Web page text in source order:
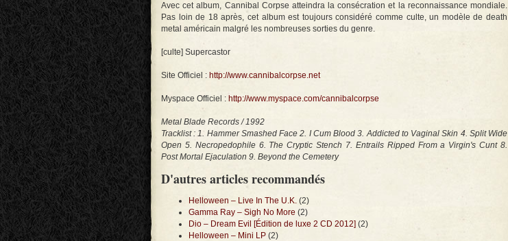
Avec cet album, Cannibal Corpse atteindra la consécration et la reconnaissance mondiale.
Pas loin de 18 après, cet album est toujours considéré comme culte, un modèle de death
metal américain malgré les nombreuses sorties du genre.
[culte] Supercastor
Site Officiel : http://www.cannibalcorpse.net
Myspace Officiel : http://www.myspace.com/cannibalcorpse
Metal Blade Records / 1992
Tracklist : 1. Hammer Smashed Face 2. I Cum Blood 3. Addicted to Vaginal Skin 4. Split Wide
Open 5. Necropedophile 6. The Cryptic Stench 7. Entrails Ripped From a Virgin's Cunt 8.
Post Mortal Ejaculation 9. Beyond the Cemetery
D'autres articles recommandés
Helloween – Live In The U.K. (2)
Gamma Ray – Sigh No More (2)
Dio – Dream Evil [Édition de luxe 2 CD 2012] (2)
Helloween – Mini LP (2)